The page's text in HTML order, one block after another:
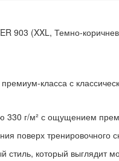
премиум-класса с
330 г/м² с ощущением
поверх тренировочного
стиль, который выглядит